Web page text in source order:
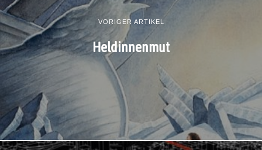
VORIGER ARTIKEL
Heldinnenmut